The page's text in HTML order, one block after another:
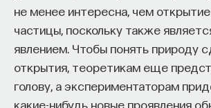
не менее интересна, чем
частицы, поскольку также
явлением. Чтобы понять природу
открытия, теоретикам еще
голову, а экспериментаторам
какие-нибудь новые проявления
НАУКА БИОТЕХНОЛОГИИ
Так, теперь надо о недостатке. Он
на странице 44 описан опасный
и розеткой. Но недостаточно ярко
что производить такие опыты в
условиях не следует! В этом
можете довериться и моему